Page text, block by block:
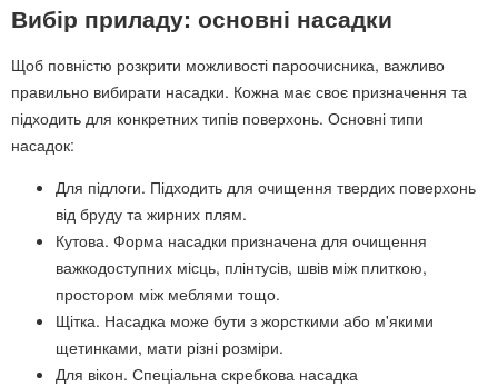
Вибір приладу: основні насадки
Щоб повністю розкрити можливості пароочисника, важливо
правильно вибирати насадки. Кожна має своє призначення та
підходить для конкретних типів поверхонь. Основні типи
насадок:
Для підлоги. Підходить для очищення твердих поверхонь
від бруду та жирних плям.
Кутова. Форма насадки призначена для очищення
важкодоступних місць, плінтусів, швів між плиткою,
простором між меблями тощо.
Щітка. Насадка може бути з жорсткими або м'якими
щетинками, мати різні розміри.
Для вікон. Спеціальна скребкова насадка